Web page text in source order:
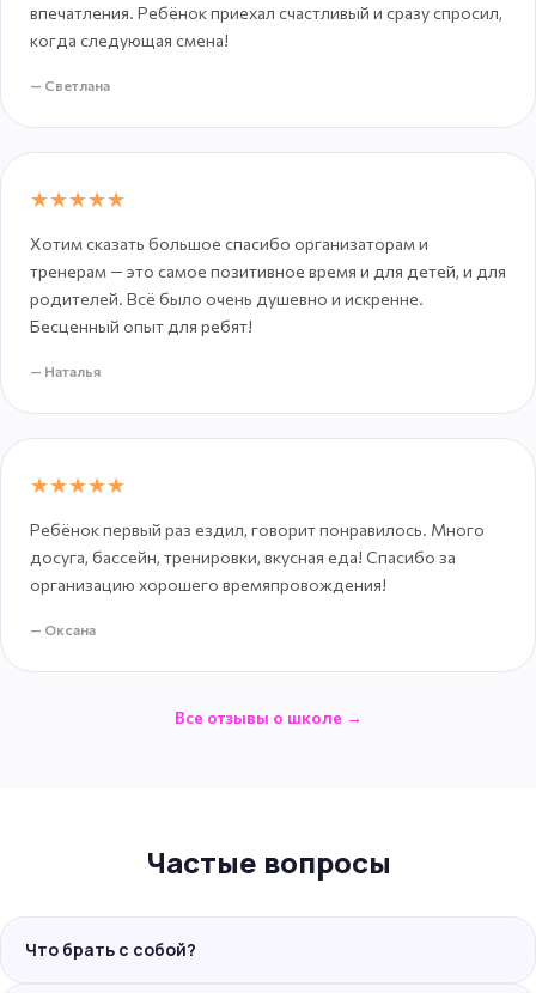
впечатления. Ребёнок приехал счастливый и сразу спросил,
когда следующая смена!
— Светлана
★★★★★
Хотим сказать большое спасибо организаторам и
тренерам — это самое позитивное время и для детей, и для
родителей. Всё было очень душевно и искренне.
Бесценный опыт для ребят!
— Наталья
★★★★★
Ребёнок первый раз ездил, говорит понравилось. Много
досуга, бассейн, тренировки, вкусная еда! Спасибо за
организацию хорошего времяпровождения!
— Оксана
Все отзывы о школе →
Частые вопросы
Что брать с собой?